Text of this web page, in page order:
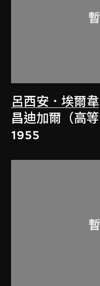
呂西安．埃爾韋
昌迪加爾（高等
1955